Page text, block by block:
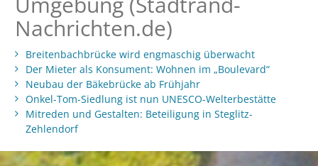
Nachrichten.de)
Breitenbachbrücke wird engmaschig überwacht
Der Mieter als Konsument: Wohnen im „Boulevard“
Neubau der Bäkebrücke ab Frühjahr
Onkel-Tom-Siedlung ist nun UNESCO-Welterbestätte
Mitreden und Gestalten: Beteiligung in Steglitz-
Zehlendorf